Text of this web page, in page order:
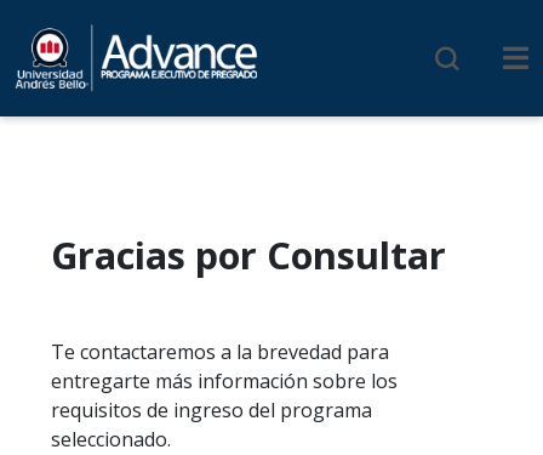
Gracias por Consultar
Te contactaremos a la brevedad para
entregarte más información sobre los
requisitos de ingreso del programa
seleccionado.